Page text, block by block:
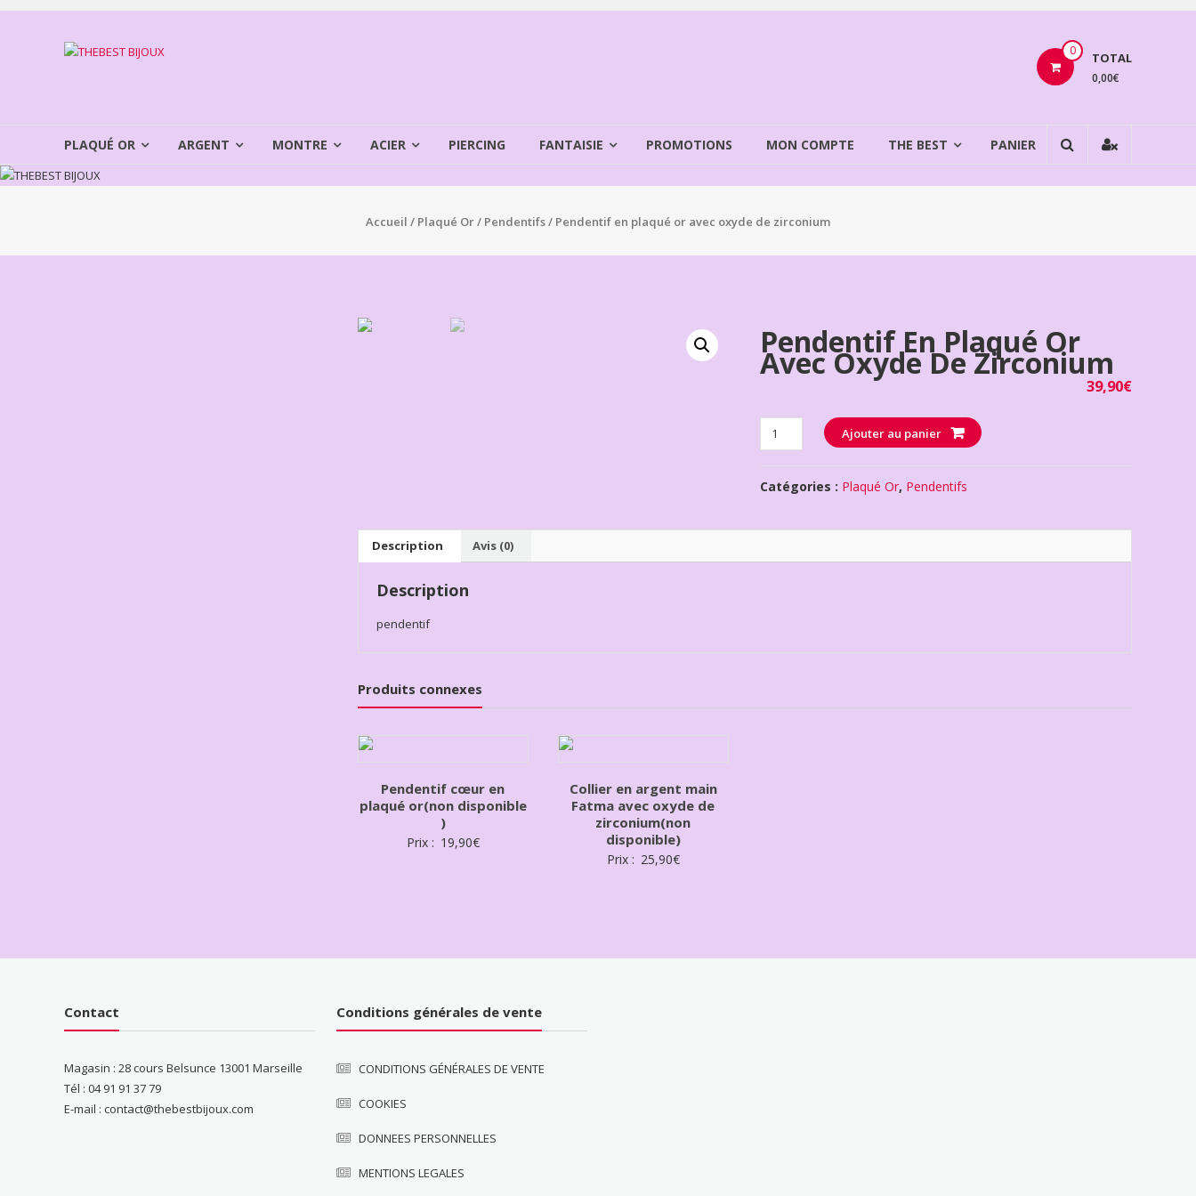
Aller
THEBEST
BIJOUX
0 TOTAL
0,00€
PLAQUÉ OR ARGENT MONTRE ACIER PIERCING FANTAISIE PROMOTIONS MON COMPTE THE BEST PANIER
Accueil / Plaqué Or/ Pendentifs/ Pendentif en plaqué or avec oxyde de zirconium
Pendentif En Plaqué Or
Avec Oxyde De Zirconium
39,90€
Quantité Ajouter au panier
Catégories : Plaqué Or, Pendentifs
Description Avis (0)
Description
pendentif
Produits connexes
Pendentif cœur en
plaqué or(non disponible
)
Prix : 19,90€
Collier en argent main
Fatma avec oxyde de
zirconium(non
disponible)
Prix : 25,90€
Contact
Magasin : 28 cours Belsunce 13001 Marseille
Tél : 04 91 91 37 79
E-mail : contact@thebestbijoux.com
Conditions générales de vente
CONDITIONS GÉNÉRALES DE VENTE
COOKIES
DONNEES PERSONNELLES
MENTIONS LEGALES